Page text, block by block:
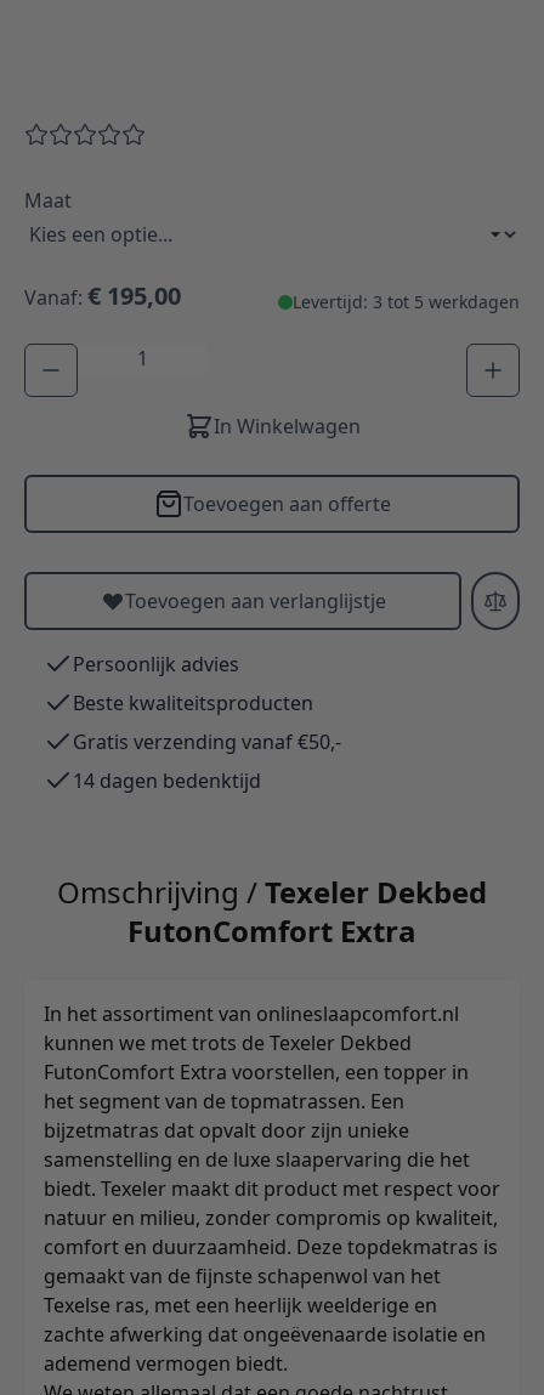
Maat
Vanaf: € 195,00 Levertijd: 3 tot 5 werkdagen
Aantal
In Winkelwagen
Toevoegen aan offerte
Toevoegen aan verlanglijstje
Persoonlijk advies
Beste kwaliteitsproducten
Gratis verzending vanaf €50,-
14 dagen bedenktijd
Omschrijving /Texeler Dekbed
FutonComfort Extra
In het assortiment van onlineslaapcomfort.nl
kunnen we met trots de Texeler Dekbed
FutonComfort Extra voorstellen, een topper in
het segment van de topmatrassen. Een
bijzetmatras dat opvalt door zijn unieke
samenstelling en de luxe slaapervaring die het
biedt. Texeler maakt dit product met respect voor
natuur en milieu, zonder compromis op kwaliteit,
comfort en duurzaamheid. Deze topdekmatras is
gemaakt van de fijnste schapenwol van het
Texelse ras, met een heerlijk weelderige en
zachte afwerking dat ongeëvenaarde isolatie en
ademend vermogen biedt.